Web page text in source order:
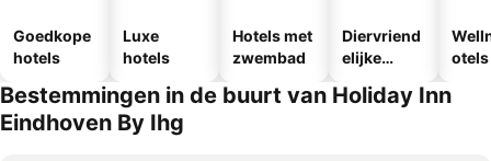
Goedkope
hotels
Luxe
hotels
Hotels met
zwembad
Diervriend
elijke
otels
Bestemmingen in de buurt van Holiday Inn
Eindhoven By Ihg